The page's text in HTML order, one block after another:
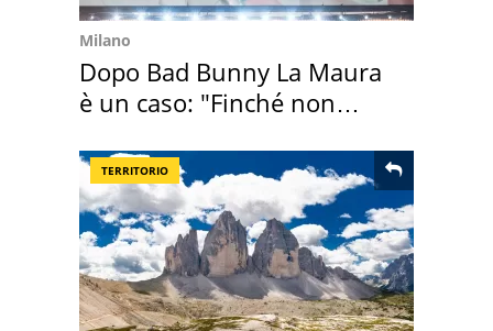
Milano
Dopo Bad Bunny La Maura
è un caso: "Finché non
TERRITORIO